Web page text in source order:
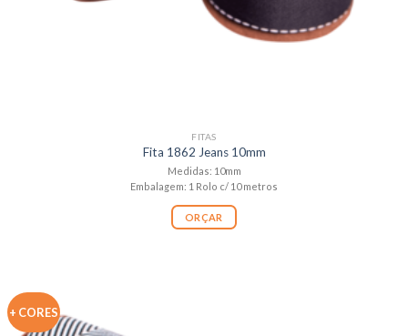
FITAS
Fita 1862 Jeans 10mm
Medidas: 10mm
Embalagem: 1 Rolo c/ 10 metros
ORÇAR
+ CORES